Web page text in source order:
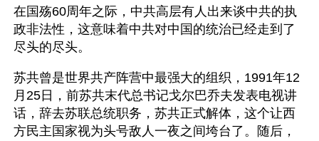
在国殇60周年之际，中共高层有人出来谈中共的执
政非法性，这意味着中共对中国的统治已经走到了
尽头的尽头。
苏共曾是世界共产阵营中最强大的组织，1991年12
月25日，前苏共末代总书记戈尔巴乔夫发表电视讲
话，辞去苏联总统职务，苏共正式解体，这个让西
方民主国家视为头号敌人一夜之间垮台了。随后，